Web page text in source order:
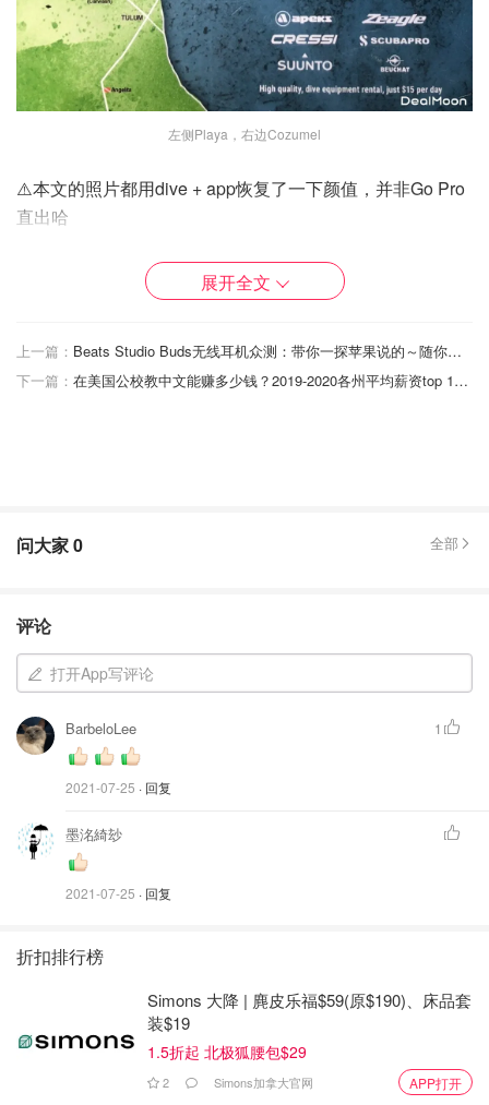
左侧Playa，右边Cozumel
⚠️本文的照片都用dive + app恢复了一下颜值，并非Go Pro
直出哈
Playa Dive：shallow dive
得多的话记得跟潜水店讲价。
Playa这边的潜水点普遍偏浅（看珊瑚间的热带鱼为主）阳
展开全文
上一篇：
Beats Studio Buds无线耳机众测：带你一探苹果说的～随你掌控的降噪、毫不妥协的音质！
下一篇：
在美国公校教中文能赚多少钱？2019-2020各州平均薪资top 10及变化幅度
问大家0 全部
评论
打开App写评论
BarbeloLee
2021-07-25 · 回复
1
墨洺綺玅
2021-07-25 · 回复
折扣排行榜
Simons 大降 | 麂皮乐福$59(原$190)、床品套
装$19
1.5折起 北极狐腰包$29
2 Simons加拿大官网 APP打开